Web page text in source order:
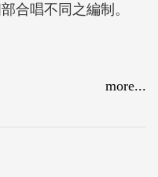
合唱不同之編制。
more...